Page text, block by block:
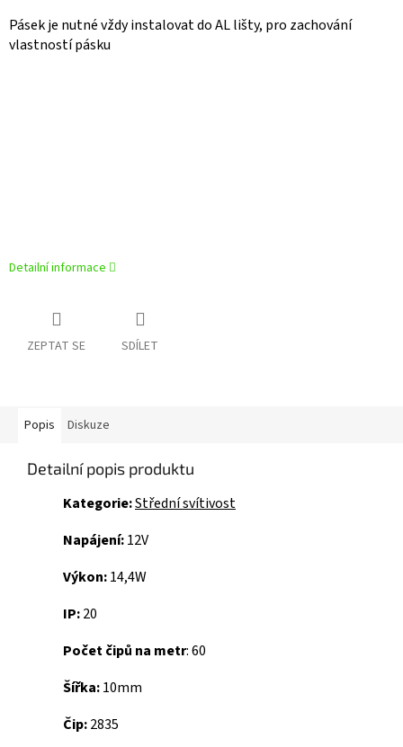
Pásek je nutné vždy instalovat do AL lišty, pro zachování
vlastností pásku
Detailní informace
ZEPTAT SE SDÍLET
Popis Diskuze
Detailní popis produktu
Kategorie:Střední svítivost
Napájení:12V
Výkon:14,4W
IP:20
Počet čipů na metr:60
Šířka:10mm
Čip:2835